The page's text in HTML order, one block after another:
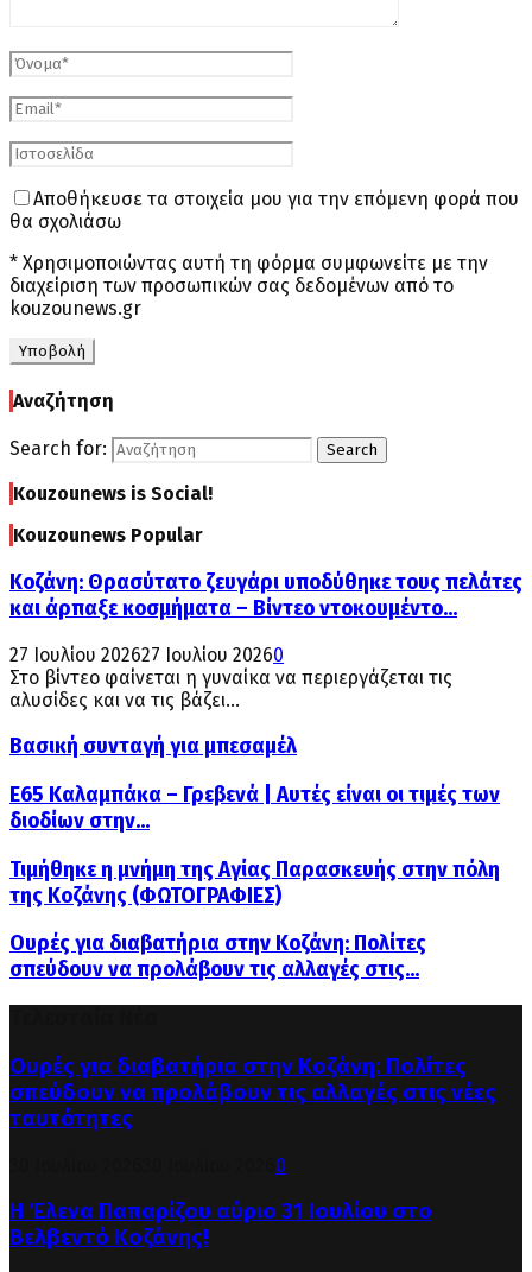
Αποθήκευσε τα στοιχεία μου για την επόμενη φορά που
θα σχολιάσω
* Χρησιμοποιώντας αυτή τη φόρμα συμφωνείτε με την
διαχείριση των προσωπικών σας δεδομένων από το
kouzounews.gr
Αναζήτηση
Search for: Search
Kouzounews is Social!
Kouzounews Popular
Κοζάνη: Θρασύτατο ζευγάρι υποδύθηκε τους πελάτες
και άρπαξε κοσμήματα – Βίντεο ντοκουμέντο...
27 Ιουλίου 202627 Ιουλίου 20260
Στο βίντεο φαίνεται η γυναίκα να περιεργάζεται τις
αλυσίδες και να τις βάζει...
Βασική συνταγή για μπεσαμέλ
Ε65 Καλαμπάκα – Γρεβενά | Αυτές είναι οι τιμές των
διοδίων στην...
Τιμήθηκε η μνήμη της Αγίας Παρασκευής στην πόλη
της Κοζάνης (ΦΩΤΟΓΡΑΦΙΕΣ)
Ουρές για διαβατήρια στην Κοζάνη: Πολίτες
σπεύδουν να προλάβουν τις αλλαγές στις...
Ουρές για διαβατήρια στην Κοζάνη: Πολίτες
σπεύδουν να προλάβουν τις αλλαγές στις νέες
ταυτότητες
0
Η Έλενα Παπαρίζου αύριο 31 Ιουλίου στο
Βελβεντό Κοζάνης!